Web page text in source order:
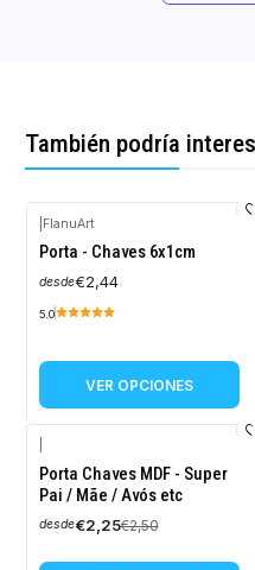
También podría
FlanuArt
Porta - Chaves 6x1cm
desde€2,44
5.0
VER OPCIONES
-10%
OFF
Porta Chaves MDF - Super
Pai / Mãe / Avós etc
desde€2,25€2,50